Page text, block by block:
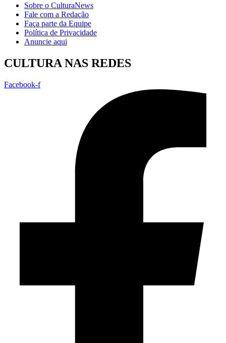
Sobre o CulturaNews
Fale com a Redação
Faça parte da Equipe
Política de Privacidade
Anuncie aqui
CULTURA NAS REDES
Facebook-f